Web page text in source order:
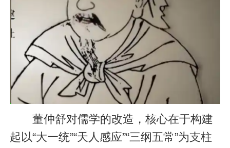
董仲舒对儒学的改造，核心在于构建
起以“大一统”“天人感应”“三纲五常”为支柱